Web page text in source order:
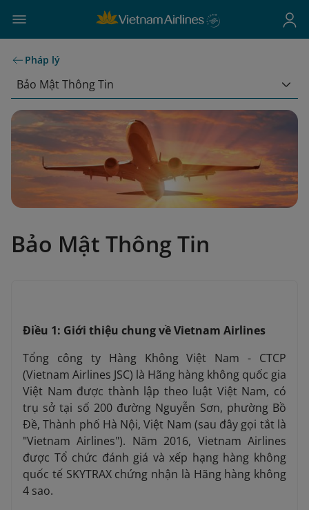
Pháp lý
Bảo Mật Thông Tin
Bảo Mật Thông Tin
Điều 1: Giới thiệu chung về Vietnam Airlines
Tổng công ty Hàng Không Việt Nam - CTCP
(Vietnam Airlines JSC) là Hãng hàng không quốc gia
Việt Nam được thành lập theo luật Việt Nam, có
trụ sở tại số 200 đường Nguyễn Sơn, phường Bồ
Đề, Thành phố Hà Nội, Việt Nam (sau đây gọi tắt là
"Vietnam Airlines"). Năm 2016, Vietnam Airlines
được Tổ chức đánh giá và xếp hạng hàng không
quốc tế SKYTRAX chứng nhận là Hãng hàng không
4 sao.